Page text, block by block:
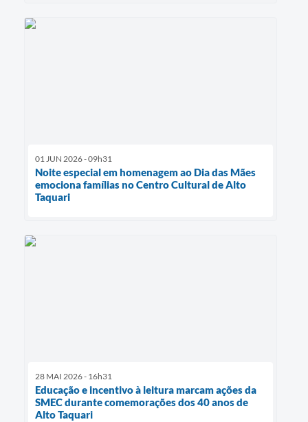
01 JUN 2026 - 09h31
Noite especial em homenagem ao Dia das Mães
emociona famílias no Centro Cultural de Alto
Taquari
28 MAI 2026 - 16h31
Educação e incentivo à leitura marcam ações da
SMEC durante comemorações dos 40 anos de
Alto Taquari